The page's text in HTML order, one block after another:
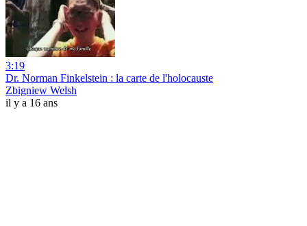
3:19
Dr. Norman Finkelstein : la carte de l'holocauste
Zbigniew Welsh
il y a 16 ans